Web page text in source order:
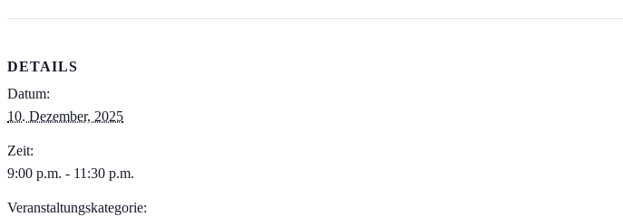
DETAILS
Datum:
10. Dezember, 2025
Zeit:
9:00 p.m. - 11:30 p.m.
Veranstaltungskategorie: